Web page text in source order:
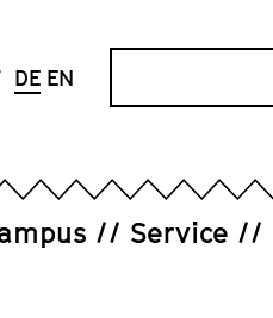
DE EN
Service